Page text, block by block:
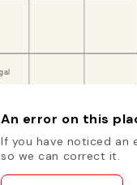
An error on this
If you have noticed an
so we can correct it.